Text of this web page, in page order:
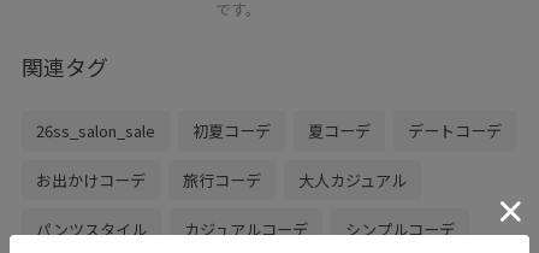
〒160‐0022
NEWoMan３F
営業時間
です。
関連タグ
26ss_salon_sale 初夏コーデ 夏コーデ デートコーデ
お出かけコーデ 旅行コーデ 大人カジュアル
パンツスタイル カジュアルコーデ シンプルコーデ